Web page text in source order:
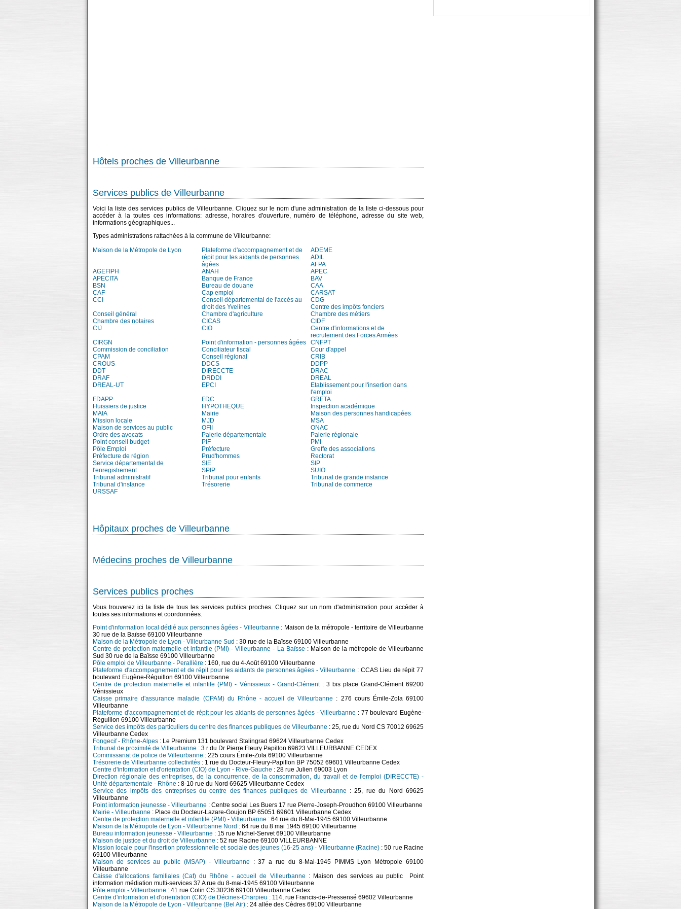
Hôtels proches de Villeurbanne
Services publics de Villeurbanne
Voici la liste des services publics de Villeurbanne. Cliquez sur le nom d'une administration de la liste ci-dessous pour
accéder à la toutes ces informations: adresse, horaires d'ouverture, numéro de téléphone, adresse du site web,
informations géographiques...
Types administrations rattachées à la commune de Villeurbanne:
Maison de la Métropole de Lyon
Plateforme d'accompagnement et de
répit pour les aidants de personnes
âgées
ADEME
ADIL
AFPA
AGEFIPH
ANAH
APEC
APECITA
Banque de France
BAV
BSN
Bureau de douane
CAA
CAF
Cap emploi
CARSAT
CCI
Conseil départemental de l'accès au
droit des Yvelines
CDG
Centre des impôts fonciers
Conseil général
Chambre d'agriculture
Chambre des métiers
Chambre des notaires
CICAS
CIDF
CIJ
CIO
Centre d'informations et de
recrutement des Forces Armées
CIRGN
Point d'information - personnes âgées
CNFPT
Commission de conciliation
Conciliateur fiscal
Cour d'appel
CPAM
Conseil régional
CRIB
CROUS
DDCS
DDPP
DDT
DIRECCTE
DRAC
DRAF
DRDDI
DREAL
DREAL-UT
EPCI
Etablissement pour l'insertion dans
l'emploi
FDAPP
FDC
GRETA
Huissiers de justice
HYPOTHEQUE
Inspection académique
MAIA
Mairie
Maison des personnes handicapées
Mission locale
MJD
MSA
Maison de services au public
OFII
ONAC
Ordre des avocats
Paierie départementale
Paierie régionale
Point conseil budget
PIF
PMI
Pôle Emploi
Préfecture
Greffe des associations
Préfecture de région
Prud'hommes
Rectorat
Service départemental de
l'enregistrement
SIE
SIP
SPIP
SUIO
Tribunal administratif
Tribunal pour enfants
Tribunal de grande instance
Tribunal d'instance
Trésorerie
Tribunal de commerce
URSSAF
Hôpitaux proches de Villeurbanne
Médecins proches de Villeurbanne
Services publics proches
Vous trouverez ici la liste de tous les services publics proches. Cliquez sur un nom d'administration pour accéder à
toutes ses informations et coordonnées.
Point d'information local dédié aux personnes âgées - Villeurbanne : Maison de la métropole - territoire de Villeurbanne
30 rue de la Baïsse 69100 Villeurbanne
Maison de la Métropole de Lyon - Villeurbanne Sud : 30 rue de la Baïsse 69100 Villeurbanne
Centre de protection maternelle et infantile (PMI) - Villeurbanne - La Baïsse : Maison de la métropole de Villeurbanne
Sud 30 rue de la Baïsse 69100 Villeurbanne
Pôle emploi de Villeurbanne - Perallière : 160, rue du 4-Août 69100 Villeurbanne
Plateforme d'accompagnement et de répit pour les aidants de personnes âgées - Villeurbanne : CCAS Lieu de répit 77
boulevard Eugène-Réguillon 69100 Villeurbanne
Centre de protection maternelle et infantile (PMI) - Vénissieux - Grand-Clément: 3 bis place Grand-Clément 69200
Vénissieux
Caisse primaire d'assurance maladie (CPAM) du Rhône - accueil de Villeurbanne : 276 cours Émile-Zola 69100
Villeurbanne
Plateforme d'accompagnement et de répit pour les aidants de personnes âgées - Villeurbanne : 77 boulevard Eugène-
Réguillon 69100 Villeurbanne
Service des impôts des particuliers du centre des finances publiques de Villeurbanne : 25, rue du Nord CS 70012 69625
Villeurbanne Cedex
Fongecif - Rhône-Alpes : Le Premium 131 boulevard Stalingrad 69624 Villeurbanne Cedex
Tribunal de proximité de Villeurbanne : 3 r du Dr Pierre Fleury Papillon 69623 VILLEURBANNE CEDEX
Commissariat de police de Villeurbanne : 225 cours Émile-Zola 69100 Villeurbanne
Trésorerie de Villeurbanne collectivités : 1 rue du Docteur-Fleury-Papillon BP 75052 69601 Villeurbanne Cedex
Centre d'information et d'orientation (CIO) de Lyon - Rive-Gauche : 28 rue Julien 69003 Lyon
Direction régionale des entreprises, de la concurrence, de la consommation, du travail et de l'emploi (DIRECCTE) -
Unité départementale - Rhône : 8-10 rue du Nord 69625 Villeurbanne Cedex
Service des impôts des entreprises du centre des finances publiques de Villeurbanne : 25, rue du Nord 69625
Villeurbanne
Point information jeunesse - Villeurbanne : Centre social Les Buers 17 rue Pierre-Joseph-Proudhon 69100 Villeurbanne
Mairie - Villeurbanne : Place du Docteur-Lazare-Goujon BP 65051 69601 Villeurbanne Cedex
Centre de protection maternelle et infantile (PMI) - Villeurbanne : 64 rue du 8-Mai-1945 69100 Villeurbanne
Maison de la Métropole de Lyon - Villeurbanne Nord : 64 rue du 8 mai 1945 69100 Villeurbanne
Bureau information jeunesse - Villeurbanne : 15 rue Michel-Servet 69100 Villeurbanne
Maison de justice et du droit de Villeurbanne : 52 rue Racine 69100 VILLEURBANNE
Mission locale pour l'insertion professionnelle et sociale des jeunes (16-25 ans) - Villeurbanne (Racine): 50 rue Racine
69100 Villeurbanne
Maison de services au public (MSAP) - Villeurbanne : 37 a rue du 8-Mai-1945 PIMMS Lyon Métropole 69100
Villeurbanne
Caisse d'allocations familiales (Caf) du Rhône - accueil de Villeurbanne : Maison des services au public Point
information médiation multi-services 37 A rue du 8-mai-1945 69100 Villeurbanne
Pôle emploi - Villeurbanne : 41 rue Colin CS 30236 69100 Villeurbanne Cedex
Centre d'information et d'orientation (CIO) de Décines-Charpieu : 114, rue Francis-de-Pressensé 69602 Villeurbanne
Maison de la Métropole de Lyon - Villeurbanne (Bel Air) : 24 allée des Cèdres 69100 Villeurbanne